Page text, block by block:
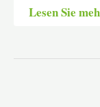
Lesen Sie